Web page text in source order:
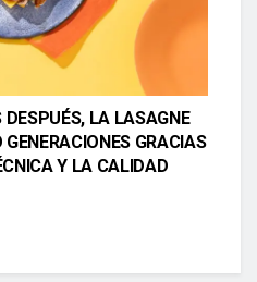
LA LASAGNE
GRACIAS
Y LA CALIDAD